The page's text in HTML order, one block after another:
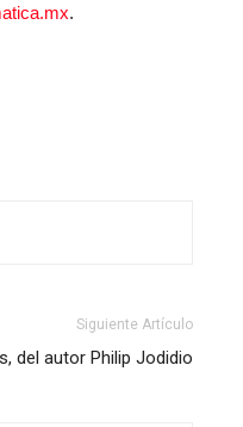
.
Siguiente Artículo
del autor Philip Jodidio